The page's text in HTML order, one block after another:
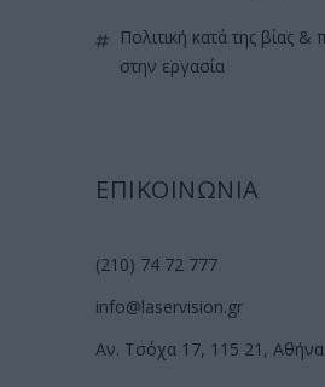
πολιτική κατά της βίας & παρενόχλησης
στην εργασία
ΕΠΙΚΟΙΝΩΝΙΑ
(210) 74 72 777
info@laservision.gr
Αν. Τσόχα 17, 115 21, Αθήνα